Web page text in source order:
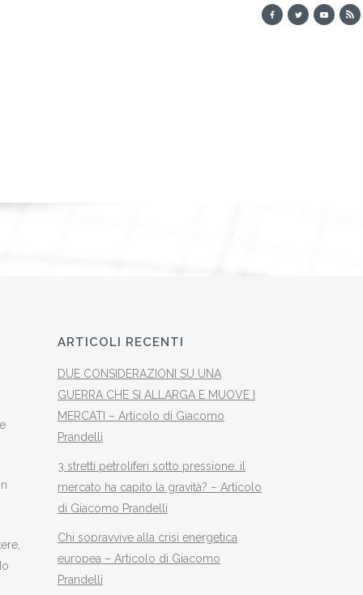
ARTICOLI RECENTI
DUE CONSIDERAZIONI SU UNA
GUERRA CHE SI ALLARGA E MUOVE I
MERCATI – Articolo di Giacomo
Prandelli
3 stretti petroliferi sotto pressione: il
mercato ha capito la gravità? – Articolo
di Giacomo Prandelli
Chi sopravvive alla crisi energetica
europea – Articolo di Giacomo
Prandelli